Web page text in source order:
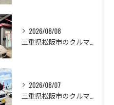
2026/08/08
2026/08/07